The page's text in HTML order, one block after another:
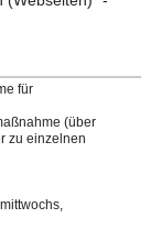
für
(über
zu einzelnen